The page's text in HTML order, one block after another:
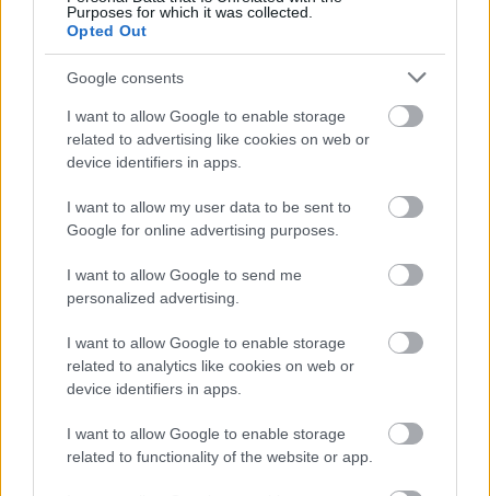
Purposes for which it was collected.
Opted Out
Google consents
I want to allow Google to enable storage
related to advertising like cookies on web or
device identifiers in apps.
I want to allow my user data to be sent to
Google for online advertising purposes.
I want to allow Google to send me
personalized advertising.
I want to allow Google to enable storage
related to analytics like cookies on web or
device identifiers in apps.
I want to allow Google to enable storage
related to functionality of the website or app.
Nem látszik, de a pilótákon alighanem JHMCS sisak
Címkék:budapest hungary nato hungarian ferihegy
utántöltés air refuelling noble endevour
Ajánlott bejegyzések:
Az új Főnix: az egyetlen harci Európából
AirPowerNews 158. (2026 máj.)